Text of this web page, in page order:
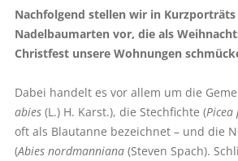
Nachfolgend stellen wir in Kurzporträts
Nadelbaumarten vor, die als
Christfest unsere Wohnungen
Dabei handelt es vor allem um die
abies(L.) H. Karst.), die Stechfichte (Picea
oft als Blautanne bezeichnet – und die
(Abies nordmanniana(Steven Spach).